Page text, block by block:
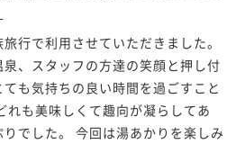
行で利用させていただきました。
、スタッフの方達の笑顔と押し付
も気持ちの良い時間を過ごすこと
れも美味しくて趣向が凝らしてあ
でした。 今回は湯あかりを楽しみ